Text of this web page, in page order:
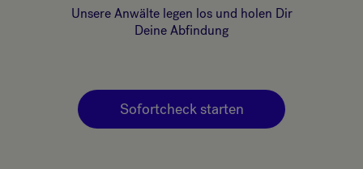
Unsere Anwälte legen los und holen Dir
Deine Abfindung
Sofortcheck starten